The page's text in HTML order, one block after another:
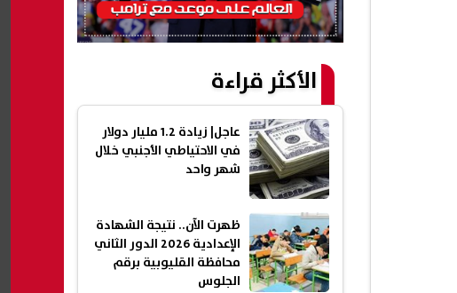
الأكثر قراءة
عاجل| زيادة 1.2 مليار دولار
في الاحتياطي الأجنبي خلال
شهر واحد
ظهرت الآن.. نتيجة الشهادة
الإعدادية 2026 الدور الثاني
محافظة القليوبية برقم
الجلوس